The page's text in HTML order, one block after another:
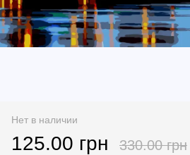
Нет в наличии
125.00 грн 330.00 грн